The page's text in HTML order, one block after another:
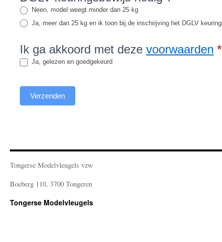
Neen, model weegt minder dan 25 kg
Ja, meer dan 25 kg en ik toon bij de inschrijving het DGLV
Ik ga akkoord met deze voorwaarden *
Ja, gelezen en goedgekeurd
Verzenden
Tongerse Modelvleugels vzw
Boeberg 110, 3700 Tongeren
Tongerse Modelvleugels